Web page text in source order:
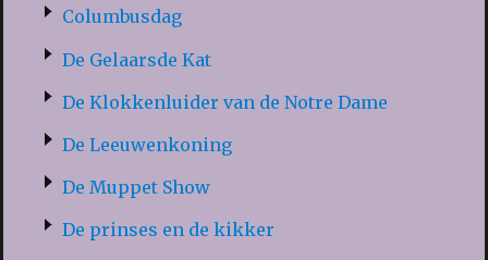
Columbusdag
De Gelaarsde Kat
De Klokkenluider van de Notre Dame
De Leeuwenkoning
De Muppet Show
De prinses en de kikker